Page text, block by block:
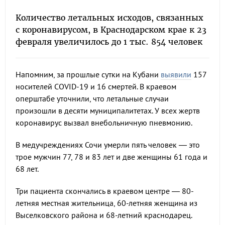
Количество летальных исходов, связанных
с коронавирусом, в Краснодарском крае к 23
февраля увеличилось до 1 тыс. 854 человек
Напомним, за прошлые сутки на Кубани выявили 157
носителей COVID-19 и 16 смертей. В краевом
оперштабе уточнили, что летальные случаи
произошли в десяти муниципалитетах. У всех жертв
коронавирус вызвал внебольничную пневмонию.
В медучреждениях Сочи умерли пять человек — это
трое мужчин 77, 78 и 83 лет и две женщины 61 года и
68 лет.
Три пациента скончались в краевом центре — 80-
летняя местная жительница, 60-летняя женщина из
Выселковского района и 68-летний краснодарец.